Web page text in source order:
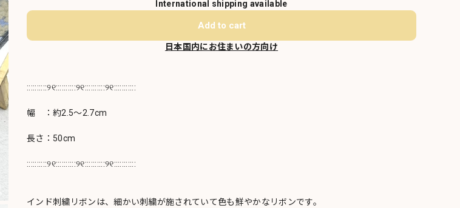
International shipping available
Add to cart
日本国内にお住まいの方向け
::::::::::୨୧::::::::::୨୧::::::::::୨୧:::::::::::
幅 ：約2.5～2.7cm
長さ：50cm
::::::::::୨୧::::::::::୨୧::::::::::୨୧:::::::::::
インド刺繍リボンは、細かい刺繍が施されていて色も鮮やかなリボンです。